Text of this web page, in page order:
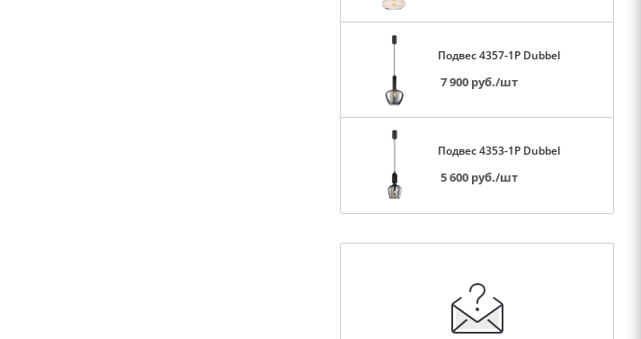
Подвес 4357-1P Dubbel
7 900 руб./шт
Подвес 4353-1P Dubbel
5 600 руб./шт